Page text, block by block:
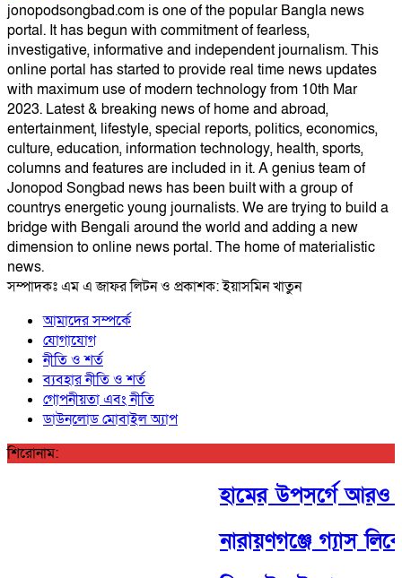
jonopodsongbad.com is one of the popular Bangla news
portal. It has begun with commitment of fearless,
investigative, informative and independent journalism. This
online portal has started to provide real time news updates
with maximum use of modern technology from 10th Mar
2023. Latest & breaking news of home and abroad,
entertainment, lifestyle, special reports, politics, economics,
culture, education, information technology, health, sports,
columns and features are included in it. A genius team of
Jonopod Songbad news has been built with a group of
countrys energetic young journalists. We are trying to build a
bridge with Bengali around the world and adding a new
dimension to online news portal. The home of materialistic
news.
সম্পাদকঃ এম এ জাফর লিটন ও প্রকাশক: ইয়াসমিন খাতুন
আমাদের সম্পর্কে
যোগাযোগ
নীতি ও শর্ত
ব্যবহার নীতি ও শর্ত
গোপনীয়তা এবং নীতি
ডাউনলোড মোবাইল অ্যাপ
শিরোনাম:
হামের উপসর্গে আরও
নারায়ণগঞ্জে গ্যাস